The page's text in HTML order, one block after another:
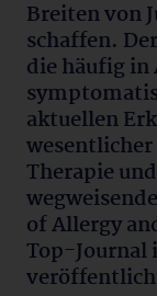
Breiten von
schaffen.
die häufig
aktuellen
Therapie
of Allergy
Top-Journal